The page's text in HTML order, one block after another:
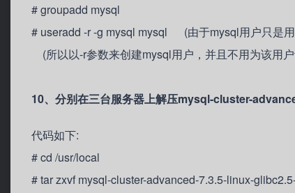
# groupadd mysql
# useradd -r -g mysql mysql (由于mysql用户只是
(所以以-r参数来创建mysql用户，并且不用为该用
10、分别在三台服务器上解压mysql-cluster-
代码如下:
# cd /usr/local
# tar zxvf mysql-cluster-advanced-7.3.5-linux-